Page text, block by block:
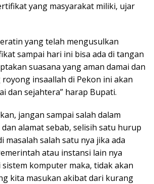
yang masyarakat miliki, ujar
yang telah mengusulkan
sampai hari ini bisa ada di tangan
suasana yang aman damai dan
insaallah di Pekon ini akan
dan sejahtera” harap Bupati.
jangan sampai salah dalam
alamat sebab, selisih satu hurup
masalah salah satu nya jika ada
atau instansi lain nya
komputer maka, tidak akan
kita masukan akibat dari kurang